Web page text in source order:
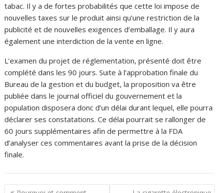
tabac. Il y a de fortes probabilités que cette loi impose de
nouvelles taxes sur le produit ainsi qu’une restriction de la
publicité et de nouvelles exigences d’emballage. Il y aura
également une interdiction de la vente en ligne.
L’examen du projet de réglementation, présenté doit être
complété dans les 90 jours. Suite à l’approbation finale du
Bureau de la gestion et du budget, la proposition va être
publiée dans le journal officiel du gouvernement et la
population disposera donc d’un délai durant lequel, elle pourra
déclarer ses constatations. Ce délai pourrait se rallonger de
60 jours supplémentaires afin de permettre à la FDA
d’analyser ces commentaires avant la prise de la décision
finale.